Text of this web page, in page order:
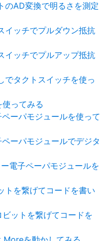
のAD変換で明るさを測定
イッチでプルダウン抵抗
イッチでプルアップ抵抗
でタクトスイッチを使っ
ってみる
ーパモジュールを使って
ーパモジュールでデジタ
電子ペーパモジュールを
トを繋げてコードを書い
ットを繋げてコードを